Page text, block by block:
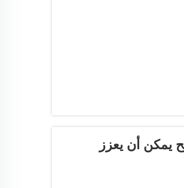
يمكن أن يعزز